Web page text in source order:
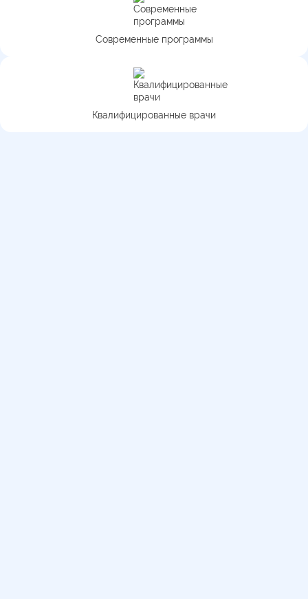
Современные программы
Квалифицированные врачи